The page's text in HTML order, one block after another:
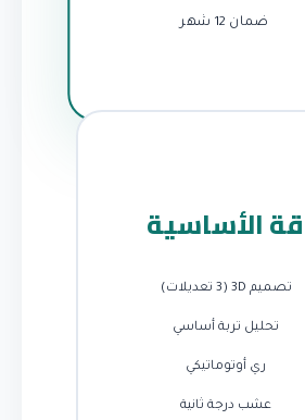
ضمان 12 شهر
الأساسية
تصميم 3D (3 تعديلات)
تحليل تربة أساسي
ري أوتوماتيكي
عشب درجة ثانية